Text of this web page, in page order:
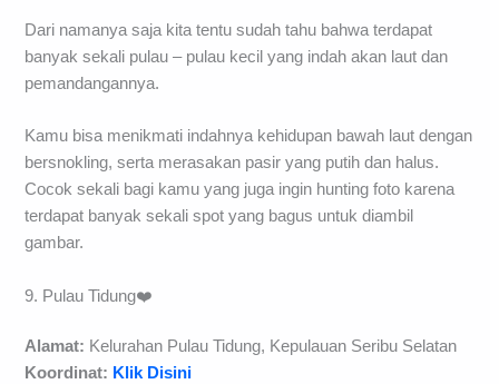
Dari namanya saja kita tentu sudah tahu bahwa terdapat
banyak sekali pulau – pulau kecil yang indah akan laut dan
pemandangannya.
Kamu bisa menikmati indahnya kehidupan bawah laut dengan
bersnokling, serta merasakan pasir yang putih dan halus.
Cocok sekali bagi kamu yang juga ingin hunting foto karena
terdapat banyak sekali spot yang bagus untuk diambil
gambar.
9. Pulau Tidung❤️
Alamat: Kelurahan Pulau Tidung, Kepulauan Seribu Selatan
Koordinat: Klik Disini